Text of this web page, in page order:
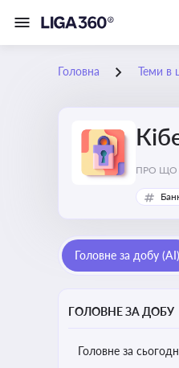
Головна Теми в
ПРО ЩО
Головне за добу (AI)
ГОЛОВНЕ ЗА ДОБУ
Головне за